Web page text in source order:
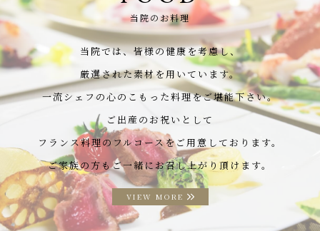
当院のお料理
当院では、皆様の健康を考慮し、
厳選された素材を用いています。
一流シェフの心のこもった料理をご堪能下さい。
ご出産のお祝いとして
フランス料理のフルコースをご用意しております。
ご家族の方もご一緒にお召し上がり頂けます。
VIEW MORE